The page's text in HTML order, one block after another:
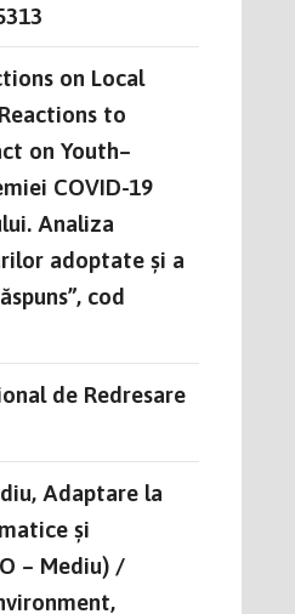
on Local
to
on Youth–
COVID-19
Analiza
adoptate și a
cod
de Redresare
Adaptare la
și
– Mediu) /